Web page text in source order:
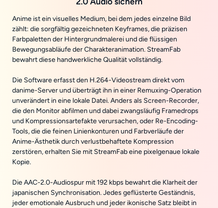
Anime ist ein visuelles Medium, bei dem jedes einzelne Bild
zählt: die sorgfältig gezeichneten Keyframes, die präzisen
Farbpaletten der Hintergrundmalerei und die flüssigen
Bewegungsabläufe der Charakteranimation. StreamFab
bewahrt diese handwerkliche Qualität vollständig.
Die Software erfasst den H.264-Videostream direkt vom
danime-Server und überträgt ihn in einer Remuxing-Operation
unverändert in eine lokale Datei. Anders als Screen-Recorder,
die den Monitor abfilmen und dabei zwangsläufig Framedrops
und Kompressionsartefakte verursachen, oder Re-Encoding-
Tools, die die feinen Linienkonturen und Farbverläufe der
Anime-Ästhetik durch verlustbehaftete Kompression
zerstören, erhalten Sie mit StreamFab eine pixelgenaue lokale
Kopie.
Die AAC-2.0-Audiospur mit 192 kbps bewahrt die Klarheit der
japanischen Synchronisation. Jedes geflüsterte Geständnis,
jeder emotionale Ausbruch und jeder ikonische Satz bleibt in